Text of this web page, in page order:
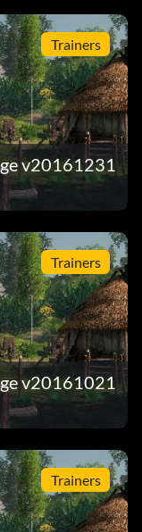
Trainers
v20161231
Trainers
v20161021
Trainers